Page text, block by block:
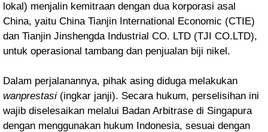
lokal) menjalin kemitraan dengan dua korporasi asal
China, yaitu China Tianjin International Economic (CTIE)
dan Tianjin Jinshengda Industrial CO. LTD (TJI CO.LTD),
untuk operasional tambang dan penjualan biji nikel.
Dalam perjalanannya, pihak asing diduga melakukan
wanprestasi (ingkar janji). Secara hukum, perselisihan ini
wajib diselesaikan melalui Badan Arbitrase di Singapura
dengan menggunakan hukum Indonesia, sesuai dengan